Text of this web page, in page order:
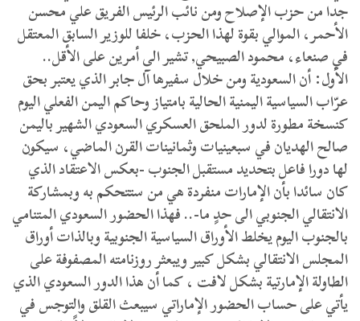
جدا من حزب الإصلاح ومن نائب الرئيس الفريق علي محسن
الأحمر، الموالي بقوة لهذا الحزب، خلفا للوزير السابق المعتقل
في صنعاء، محمود الصبيحي, تشير الى أمرين على الأقل..
الأول: أن السعودية ومن خلال سفيرها آل جابر الذي يعتبر بحق
عرّاب السياسية اليمنية الحالية بامتياز وحاكم اليمن الفعلي اليوم
كنسخة مطورة لدور الملحق العسكري السعودي الشهير باليمن
صالح الهديان في سبعينيات وثمانينات القرن الماضي، سيكون
لها دورا فاعل بتحديد مستقبل الجنوب -بعكس الاعتقاد الذي
كان سائدا بأن الإمارات منفردة هي من ستتحكم به وبمشاركة
الانتقالي الجنوبي الى حدٍ ما-.. فهذا الحضور السعودي المتنامي
بالجنوب اليوم يخلط الأوراق السياسية الجنوبية وبالذات أوراق
المجلس الانتقالي بشكل كبير ويبعثر روزنامته المصفوفة على
الطاولة الإمارتية بشكل لافت ، كما أن هذا الدور السعودي الذي
يأتي على حساب الحضور الإماراتي سيبعث القلق والتوجس في